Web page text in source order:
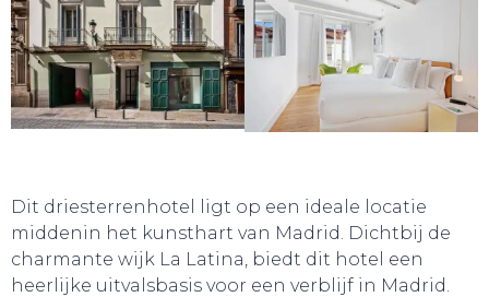
Dit driesterrenhotel ligt op een ideale locatie
middenin het kunsthart van Madrid. Dichtbij de
charmante wijk La Latina, biedt dit hotel een
heerlijke uitvalsbasis voor een verblijf in Madrid.